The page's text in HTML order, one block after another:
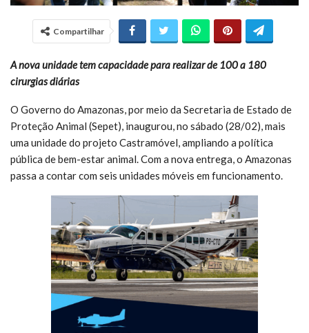
Compartilhar
A nova unidade tem capacidade para realizar de 100 a 180
cirurgias diárias
O Governo do Amazonas, por meio da Secretaria de Estado de
Proteção Animal (Sepet), inaugurou, no sábado (28/02), mais
uma unidade do projeto Castramóvel, ampliando a política
pública de bem-estar animal. Com a nova entrega, o Amazonas
passa a contar com seis unidades móveis em funcionamento.